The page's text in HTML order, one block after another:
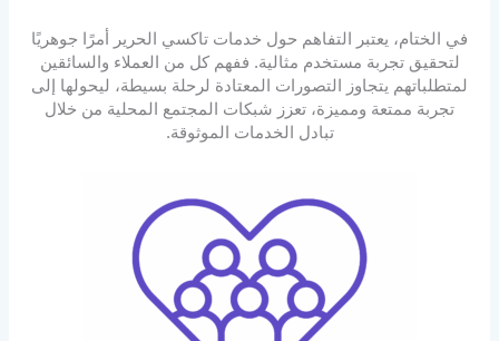
في الختام، يعتبر التفاهم حول خدمات تاكسي الحرير أمرًا جوهريًا
لتحقيق تجربة مستخدم مثالية. ففهم كل من العملاء والسائقين
لمتطلباتهم يتجاوز التصورات المعتادة لرحلة بسيطة، ليحولها إلى
تجربة ممتعة ومميزة، تعزز شبكات المجتمع المحلية من خلال
تبادل الخدمات الموثوقة.